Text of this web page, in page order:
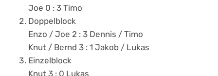
Joe 0 : 3 Timo
Doppelblock
Enzo / Joe 2 : 3 Dennis / Timo
Knut / Bernd 3 : 1 Jakob / Lukas
Einzelblock
Knut 3 : 0 Lukas